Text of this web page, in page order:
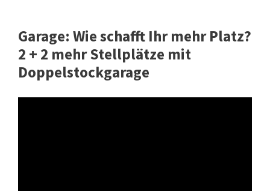
Garage: Wie schafft Ihr mehr Platz?
2 + 2 mehr Stellplätze mit
Doppelstockgarage